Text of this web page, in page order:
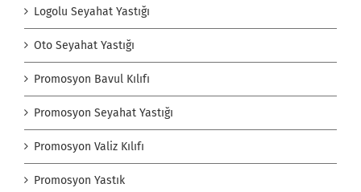
Logolu Seyahat Yastığı
Oto Seyahat Yastığı
Promosyon Bavul Kılıfı
Promosyon Seyahat Yastığı
Promosyon Valiz Kılıfı
Promosyon Yastık